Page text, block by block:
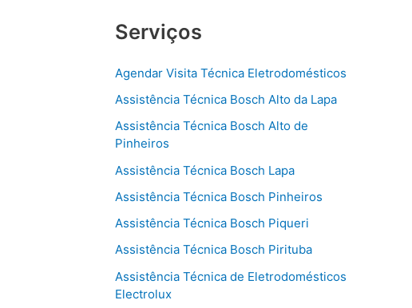
Serviços
Agendar Visita Técnica Eletrodomésticos
Assistência Técnica Bosch Alto da Lapa
Assistência Técnica Bosch Alto de
Pinheiros
Assistência Técnica Bosch Lapa
Assistência Técnica Bosch Pinheiros
Assistência Técnica Bosch Piqueri
Assistência Técnica Bosch Pirituba
Assistência Técnica de Eletrodomésticos
Electrolux